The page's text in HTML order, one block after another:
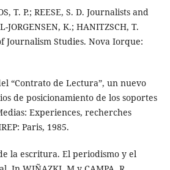
T. P.; REESE, S. D. Journalists and
K.; HANITZSCH, T.
Journalism Studies. Nova Iorque:
“Contrato de Lectura”, un nuevo
de posicionamiento de los soportes
Experiences, recherches
Paris, 1985.
la escritura. El periodismo y el